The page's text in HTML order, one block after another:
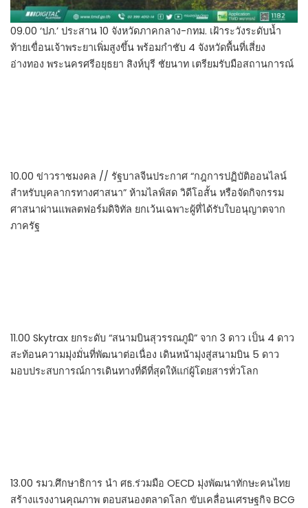
09.00 ‘ปภ.’ ประสาน 10 จังหวัดภาคกลาง-กทม. เฝ้าระวังระดับน้ำ
ท้ายเขื่อนเจ้าพระยาเพิ่มสูงขึ้น พร้อมกำชับ 4 จังหวัดพื้นที่เสี่ยง
อ่างทอง พระนครศรีอยุธยา สิงห์บุรี ชัยนาท เตรียมรับมือสถานการณ์
10.00 ข่าวราชมงคล // รัฐบาลจีนประกาศ “กฎการปฏิบัติออนไลน์
สำหรับบุคลากรทางศาสนา” ห้ามไลฟ์สด วิดีโอสั้น หรือจัดกิจกรรม
ศาสนาผ่านแพลตฟอร์มดิจิทัล ยกเว้นเฉพาะผู้ที่ได้รับใบอนุญาตจาก
ภาครัฐ
11.00 Skytrax ยกระดับ “สนามบินสุวรรณภูมิ” จาก 3 ดาว เป็น 4 ดาว
สะท้อนความมุ่งมั่นที่พัฒนาต่อเนื่อง เดินหน้ามุ่งสู่สนามบิน 5 ดาว
มอบประสบการณ์การเดินทางที่ดีที่สุดให้แก่ผู้โดยสารทั่วโลก
13.00 รมว.ศึกษาธิการ นำ ศธ.ร่วมมือ OECD มุ่งพัฒนาทักษะคนไทย
สร้างแรงงานคุณภาพ ตอบสนองตลาดโลก ขับเคลื่อนเศรษฐกิจ BCG